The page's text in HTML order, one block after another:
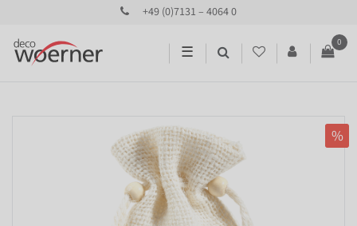
+49 (0)7131 – 4064 0
☰
0
%